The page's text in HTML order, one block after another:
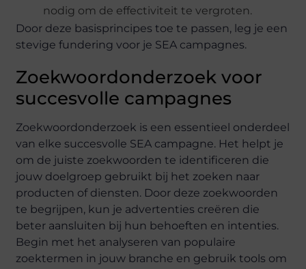
nodig om de effectiviteit te vergroten.
Door deze basisprincipes toe te passen, leg je een
stevige fundering voor je SEA campagnes.
Zoekwoordonderzoek voor
succesvolle campagnes
Zoekwoordonderzoek is een essentieel onderdeel
van elke succesvolle SEA campagne. Het helpt je
om de juiste zoekwoorden te identificeren die
jouw doelgroep gebruikt bij het zoeken naar
producten of diensten. Door deze zoekwoorden
te begrijpen, kun je advertenties creëren die
beter aansluiten bij hun behoeften en intenties.
Begin met het analyseren van populaire
zoektermen in jouw branche en gebruik tools om